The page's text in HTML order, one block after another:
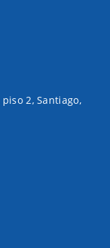
2, Santiago,